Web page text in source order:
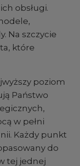
obsługi.
Na szczycie
które
poziom
Państwo
w pełni
Każdy punkt
do
tej jednej